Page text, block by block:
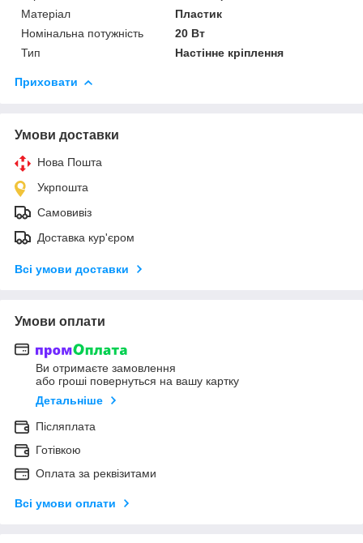
Матеріал
Пластик
Номінальна потужність
20 Вт
Тип
Настінне кріплення
Приховати
Умови доставки
Нова Пошта
Укрпошта
Самовивіз
Доставка кур'єром
Всі умови доставки
Умови оплати
Ви отримаєте замовлення
або гроші повернуться на вашу картку
Детальніше
Післяплата
Готівкою
Оплата за реквізитами
Всі умови оплати